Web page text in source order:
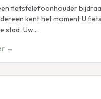
fietstelefoonhouder
kent het moment U
stad. Uw…
→